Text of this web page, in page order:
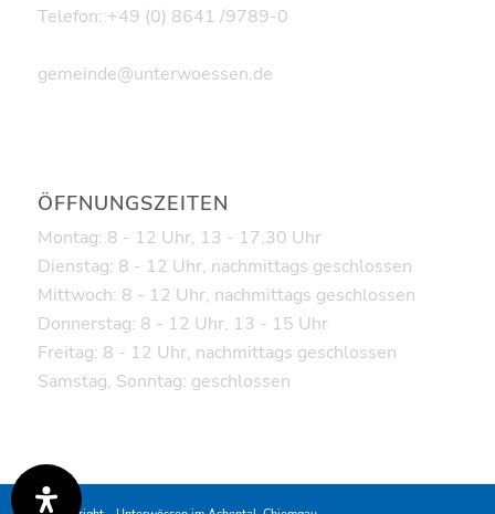
Telefon: +49 (0) 8641 /9789-0
gemeinde@unterwoessen.de
ÖFFNUNGSZEITEN
Montag: 8 - 12 Uhr, 13 - 17,30 Uhr
Dienstag: 8 - 12 Uhr, nachmittags geschlossen
Mittwoch: 8 - 12 Uhr, nachmittags geschlossen
Donnerstag: 8 - 12 Uhr, 13 - 15 Uhr
Freitag: 8 - 12 Uhr, nachmittags geschlossen
Samstag, Sonntag: geschlossen